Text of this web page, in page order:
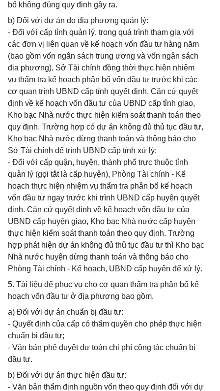
bổ không đúng quy định gây ra.
b) Đối với dự án do địa phương quản lý:
- Đối với cấp tỉnh quản lý, trong quá trình tham gia với
các đơn vị liên quan về kế hoạch vốn đầu tư hàng năm
(bao gồm vốn ngân sách trung ương và vốn ngân sách
địa phương), Sở Tài chính đồng thời thực hiện nhiệm
vụ thẩm tra kế hoạch phân bổ vốn đầu tư trước khi các
cơ quan trình UBND cấp tỉnh quyết định. Căn cứ quyết
định về kế hoạch vốn đầu tư của UBND cấp tỉnh giao,
Kho bạc Nhà nước thực hiện kiểm soát thanh toán theo
quy định. Trường hợp có dự án không đủ thủ tục đầu tư,
Kho bạc Nhà nước dừng thanh toán và thông báo cho
Sở Tài chính để trình UBND cấp tỉnh xử lý;
- Đối với cấp quận, huyện, thành phố trực thuộc tỉnh
quản lý (gọi tắt là cấp huyện), Phòng Tài chính - Kế
hoạch thực hiện nhiệm vụ thẩm tra phân bổ kế hoạch
vốn đầu tư ngay trước khi trình UBND cấp huyện quyết
định. Căn cứ quyết định về kế hoạch vốn đầu tư của
UBND cấp huyện giao, Kho bạc Nhà nước cấp huyện
thực hiện kiểm soát thanh toán theo quy định. Trường
hợp phát hiện dự án không đủ thủ tục đầu tư thì Kho bạc
Nhà nước huyện dừng thanh toán và thông báo cho
Phòng Tài chính - Kế hoạch, UBND cấp huyện để xử lý.
5. Tài liệu để phục vụ cho cơ quan thẩm tra phân bổ kế
hoạch vốn đầu tư ở địa phương bao gồm.
a) Đối với dự án chuẩn bị đầu tư:
- Quyết định của cấp có thẩm quyền cho phép thực hiện
chuẩn bị đầu tư;
- Văn bản phê duyệt dự toán chi phí công tác chuẩn bị
đầu tư.
b) Đối với dự án thực hiện đầu tư:
- Văn bản thẩm định nguồn vốn theo quy định đối với dự